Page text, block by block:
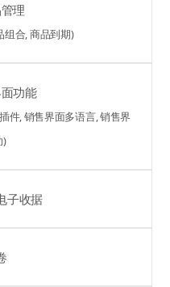
理
组合, 商品到期)
功能
件, 销售界面多语言, 销售界
)
子收据